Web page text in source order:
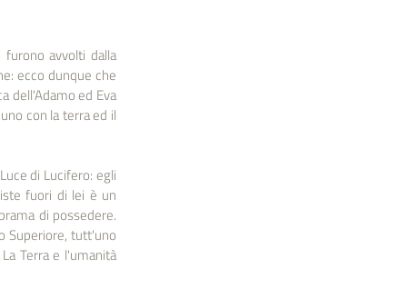
avvolti dalla
ecco dunque che
dell'Adamo ed Eva
con la terra ed il
di Lucifero: egli
fuori di lei è un
di possedere.
Superiore, tutt'uno
Terra e l'umanità